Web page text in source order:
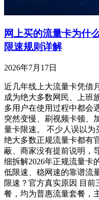
网上买的流量卡为什
限速规则详解
2026年7月17日
近几年线上大流量卡凭借
成为绝大多数网民、上班
多用户在使用过程中都会
突然变慢、刷视频卡顿、
量卡限速。 不少人误以
绝大多数正规流量卡都有
蔽、商家没有提前说明，
细拆解2026年正规流量卡
低限速、稳网速的靠谱流
限速？官方真实原因 目
餐，均为普惠流量套餐，